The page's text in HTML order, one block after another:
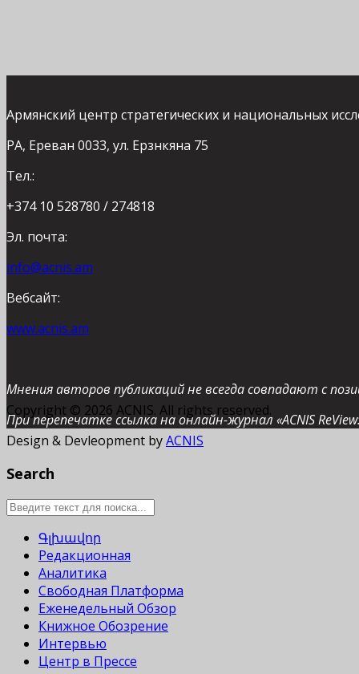
Армянский центр стратегических и национальных
РА, Ереван 0033, ул. Ерзнкяна 75
Тел.:
+374 10 528780 / 274818
Эл. почта:
info@acnis.am
Вебсайт:
www.acnis.am
Мнения авторов публикаций не всегда совпадают с
При перепечатке ссылка на онлайн-журнал «ACNIS
Copyright © 2026 ACNIS. All rights reserved.
Design & Devleopment byACNIS
Search
Գլխավոր
Редакционная
Аналитика
Свободная Платформа
Еженедельный Обзор
Книжное Обозрение
Интервью
Центр в Прессе